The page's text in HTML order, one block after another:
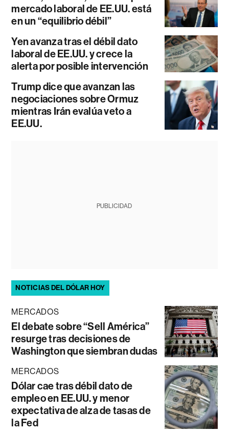
mercado laboral de EE.UU. está
en un “equilibrio débil”
Yen avanza tras el débil dato
laboral de EE.UU. y crece la
alerta por posible intervención
Trump dice que avanzan las
negociaciones sobre Ormuz
mientras Irán evalúa veto a
EE.UU.
PUBLICIDAD
NOTICIAS DEL DÓLAR HOY
MERCADOS
El debate sobre “Sell América”
resurge tras decisiones de
Washington que siembran dudas
MERCADOS
Dólar cae tras débil dato de
empleo en EE.UU. y menor
expectativa de alza de tasas de
la Fed